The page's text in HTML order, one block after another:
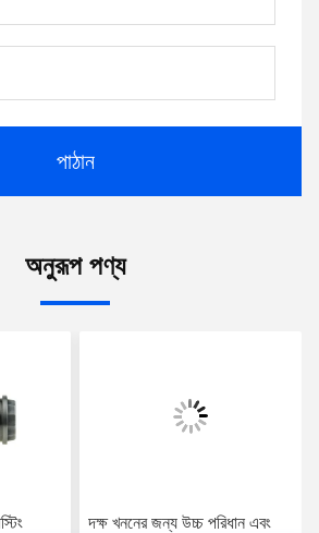
পাঠান
অনুরূপ পণ্য
দক্ষ খননের জন্য উচ্চ পরিধান এবং